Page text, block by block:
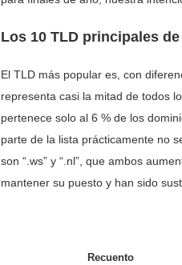
Los 10 TLD principales de
El TLD más popular es, con
representa casi la mitad de todos
pertenece solo al 6 % de los
parte de la lista prácticamente no
son “.ws” y “.nl”, que ambos
mantener su puesto y han sido
Recuento